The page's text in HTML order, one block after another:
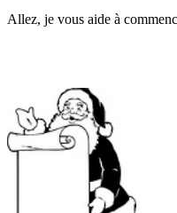
Allez, je vous aide à